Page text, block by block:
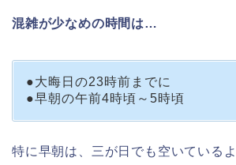
混雑が少なめの時間は…
●大晦日の23時前までに
●早朝の午前4時頃～5時頃
特に早朝は、三が日でも空いている